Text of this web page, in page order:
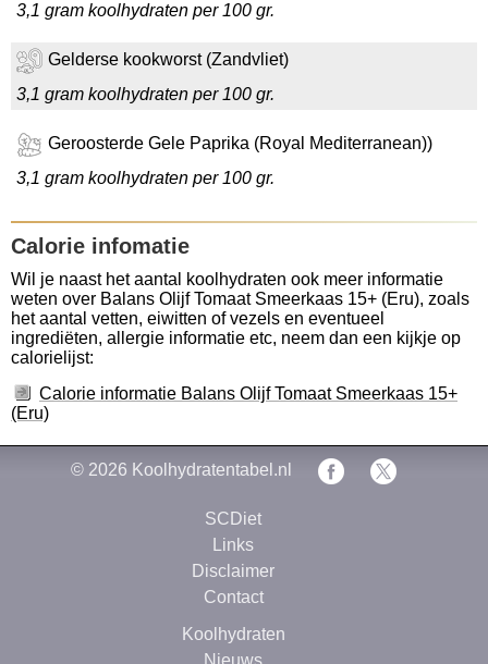
3,1 gram koolhydraten per 100 gr.
Gelderse kookworst (Zandvliet)
3,1 gram koolhydraten per 100 gr.
Geroosterde Gele Paprika (Royal Mediterranean))
3,1 gram koolhydraten per 100 gr.
Calorie infomatie
Wil je naast het aantal koolhydraten ook meer informatie
weten over Balans Olijf Tomaat Smeerkaas 15+ (Eru), zoals
het aantal vetten, eiwitten of vezels en eventueel
ingrediëten, allergie informatie etc, neem dan een kijkje op
calorielijst:
Calorie informatie Balans Olijf Tomaat Smeerkaas 15+
(Eru)
© 2026 Koolhydratentabel.nl
SCDiet
Links
Disclaimer
Contact
Koolhydraten
Nieuws